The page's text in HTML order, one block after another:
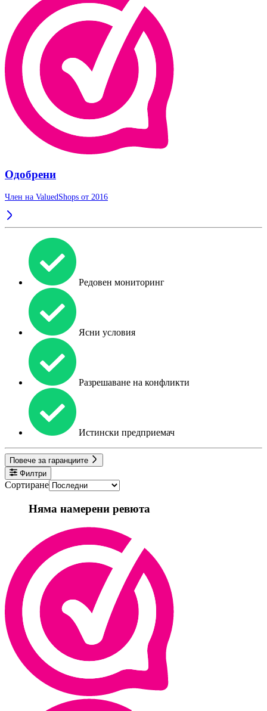
Одобрени
Член на ValuedShops от 2016
Редовен мониторинг
Ясни условия
Разрешаване на конфликти
Истински предприемач
Повече за гаранциите
Филтри
Сортиране
Няма намерени ревюта